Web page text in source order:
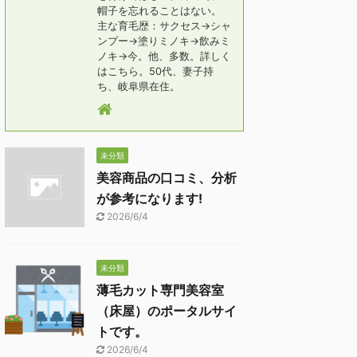
帽子を忘れることはない。
主な育毛歴：サクセス→シャ
ンプー→塗りミノキ→飲みミ
ノキ→今。他、多数。詳しく
はこちら。50代、妻子持
ち、岐阜県在住。
未分類
美容商品の口コミ、分析
が参考になります!
2026/6/4
未分類
薄毛カット専門美容室
（床屋）のポータルサイ
トです。
2026/6/4